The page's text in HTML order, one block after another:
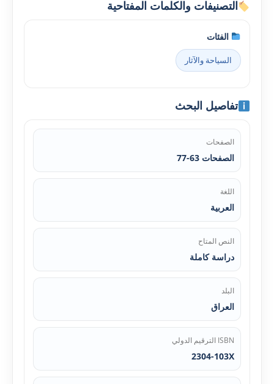
التصنيفات والكلمات المفتاحية
الفئات
السياحة والآثار
تفاصيل البحث
الصفحات
الصفحات 63-77
اللغة
العربية
النص المتاح
دراسة كاملة
البلد
العراق
ISBN الترقيم الدولي
2304-103X